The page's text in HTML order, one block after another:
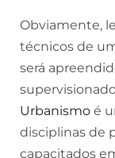
Obviamente,
técnicos de
será
Urbanismo é
disciplinas de
capacitados